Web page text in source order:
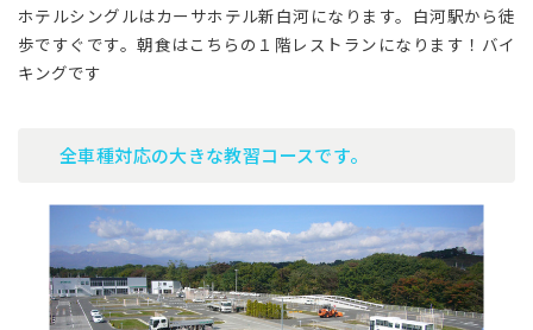
ホテルシングルはカーサホテル新白河になります。白河駅から徒
歩ですぐです。朝食はこちらの１階レストランになります！バイ
キングです
全車種対応の大きな教習コースです。